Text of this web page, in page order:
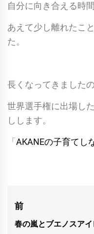
自分に向き合える時間
あえて少し離れたこ
た。
長くなってきました
世界選手権に出場し
しします。
「 AKANEの子育てし
投
稿
前
前
春の嵐とブエノスア